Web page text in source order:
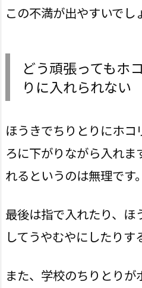
この不満が出やすいでし
どう頑張ってもホ
りに入れられない
ほうきでちりとりにホ
ろに下がりながら入れ
れるというのは無理です。
最後は指で入れたり、ほ
してうやむやにしたりす
また、学校のちりとり